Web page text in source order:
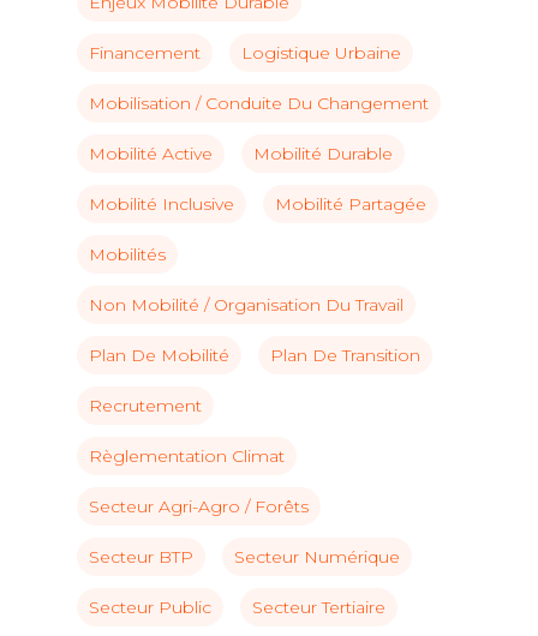
Financement Logistique Urbaine
Mobilisation / Conduite Du Changement
Mobilité Active Mobilité Durable
Mobilité Inclusive Mobilité Partagée
Mobilités
Non Mobilité / Organisation Du Travail
Plan De Mobilité Plan De Transition
Recrutement
Règlementation Climat
Secteur Agri-Agro / Forêts
Secteur BTP Secteur Numérique
Secteur Public Secteur Tertiaire